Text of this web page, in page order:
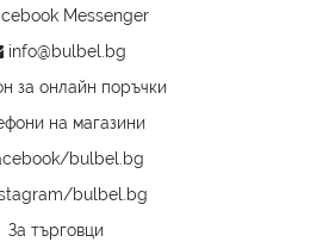
Messenger
info@bulbel.bg
за онлайн поръчки
на магазини
bulbel.bg
bulbel.bg
За търговци